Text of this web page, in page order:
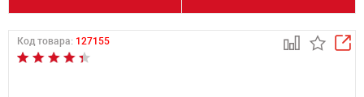
Код товара: 127155